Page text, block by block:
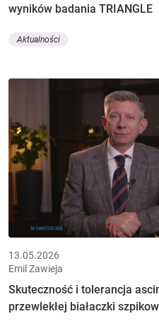
wyników badania TRIANGLE
Aktualności
13.05.2026
Emil Zawieja
Skuteczność i tolerancja
przewlekłej białaczki